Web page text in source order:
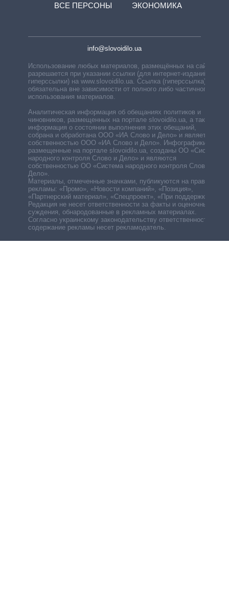
ВСЕ ПЕРСОНЫ
ЭКОНОМИКА
info@slovoidilo.ua
Использование любых материалов, размещённых на сайте,
разрешается при указании ссылки (для интернет-изданий —
гиперссылки) на www.slovoidilo.ua. Ссылка (гиперссылка)
обязательна вне зависимости от полного либо частичного
использования материалов.
Аналитическая информация об обещаниях политиков и
чиновников, размещенных на портале slovoidilo.ua, а также
информация о состоянии выполнения этих обещаний,
собрана и обработана ООО «ИА Слово и Дело» и является
собственностью ООО «ИА Слово и Дело». Инфографики,
размещенные на портале slovoidilo.ua, созданы ОО «Система
народного контроля Слово и Дело» и являются
собственностью ОО «Система народного контроля Слово и
Дело».
Материалы, отмеченные значками, публикуются на правах
рекламы: «Промо», «Новости компаний», «Позиция»,
«Партнерский материал», «Спецпроект», «При поддержке».
Редакция не несет ответственности за факты и оценочные
суждения, обнародованные в рекламных материалах.
Согласно украинскому законодательству ответственность за
содержание рекламы несет рекламодатель.